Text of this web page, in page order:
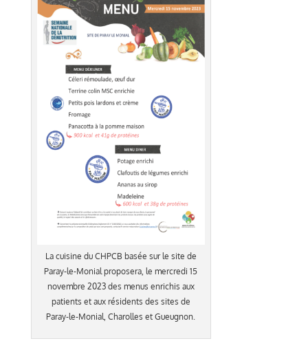
La cuisine du CHPCB basée sur le site de
Paray-le-Monial proposera, le mercredi 15
novembre 2023 des menus enrichis aux
patients et aux résidents des sites de
Paray-le-Monial, Charolles et Gueugnon.